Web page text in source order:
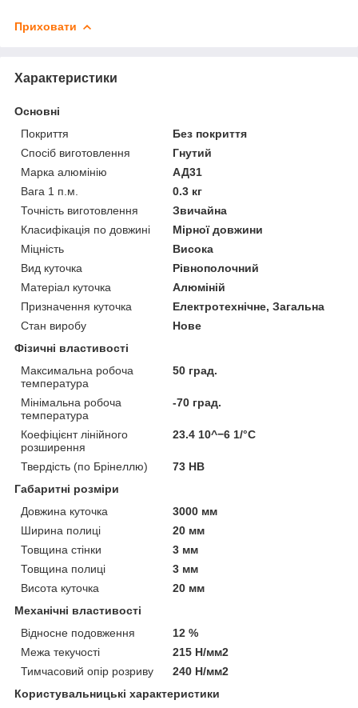
Приховати
Характеристики
Основні
Покриття
Без покриття
Спосіб виготовлення
Гнутий
Марка алюмінію
АД31
Вага 1 п.м.
0.3 кг
Точність виготовлення
Звичайна
Класифікація по довжині
Мірної довжини
Міцність
Висока
Вид куточка
Рівнополочний
Матеріал куточка
Алюміній
Призначення куточка
Електротехнічне, Загальна
Стан виробу
Нове
Фізичні властивості
Максимальна робоча
температура
50 град.
Мінімальна робоча
температура
-70 град.
Коефіцієнт лінійного
розширення
23.4 10^−6 1/°C
Твердість (по Брінеллю)
73 НВ
Габаритні розміри
Довжина куточка
3000 мм
Ширина полиці
20 мм
Товщина стінки
3 мм
Товщина полиці
3 мм
Висота куточка
20 мм
Механічні властивості
Відносне подовження
12 %
Межа текучості
215 Н/мм2
Тимчасовий опір розриву
240 Н/мм2
Користувальницькі характеристики